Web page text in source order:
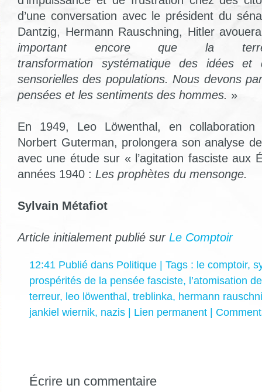
d’une conversation avec le président du
Dantzig, Hermann Rauschning, Hitler
important encore que la
transformation systématique des idées et
sensorielles des populations. Nous devons
pensées et les sentiments des hommes. »
En 1949, Leo Löwenthal, en collaboration
Norbert Guterman, prolongera son analyse
avec une étude sur « l’agitation fasciste aux
années 1940 : Les prophètes du mensonge.
Sylvain Métafiot
Article initialement publié sur Le Comptoir
12:41 Publié dans Politique | Tags : le comptoir,
prospérités de la pensée fasciste, l’atomisation
terreur, leo löwenthal, treblinka, hermann
jankiel wiernik, nazis | Lien permanent |
Écrire un commentaire